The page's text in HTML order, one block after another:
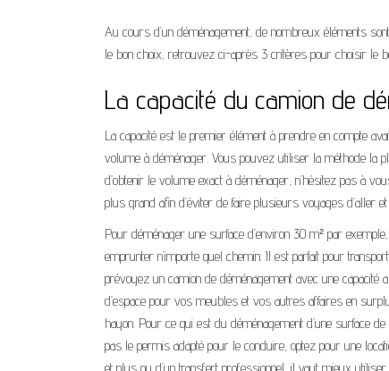
Au cours d’un déménagement, de nombreux éléments
le bon choix, retrouvez ci-après 3 critères pour choisir le
La capacité du camion de
La capacité est le premier élément à prendre en compte
volume à déménager. Vous pouvez utiliser la méthode la
d’obtenir le volume exact à déménager, n’hésitez pas à
plus grand afin d’éviter de faire plusieurs voyages d’aller
Pour déménager une surface d’environ 30 m² par
emprunter n’importe quel chemin. Il est parfait pour
prévoyez un camion de déménagement avec une
d’espace pour vos meubles et vos autres affaires en
hayon. Pour ce qui est du déménagement d’une surface
pas le permis adapté pour le conduire, optez pour une